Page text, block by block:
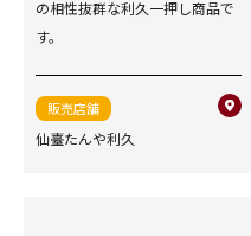
の相性抜群な利久一押し商品で
す。
販売店舗
仙臺たんや利久